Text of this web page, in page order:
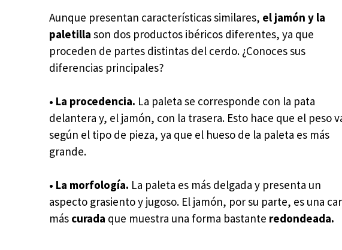
Aunque presentan características similares, el jamón y la
paletilla son dos productos ibéricos diferentes, ya que
proceden de partes distintas del cerdo. ¿Conoces sus
diferencias principales?
• La procedencia. La paleta se corresponde con la pata
delantera y, el jamón, con la trasera. Esto hace que el peso
según el tipo de pieza, ya que el hueso de la paleta es más
grande.
• La morfología. La paleta es más delgada y presenta un
aspecto grasiento y jugoso. El jamón, por su parte, es una
más curada que muestra una forma bastante redondeada.